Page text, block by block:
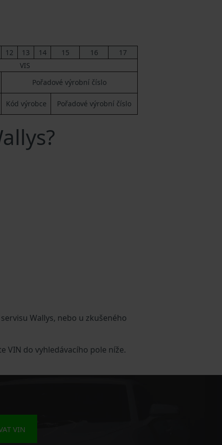
12 13 14 15 16
17
VIS
Pořadové výrobní číslo
Kód výrobce Pořadové výrobní číslo
Wallys, nebo u zkušeného
VIN do vyhledávacího pole níže.
VIN